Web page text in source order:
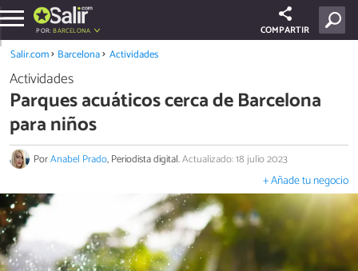
POR:BARCELONA COMPARTIR
Salir.com Barcelona Actividades
Actividades
Parques acuáticos cerca de Barcelona
para niños
PorAnabel Prado, Periodista digital.Actualizado: 18 julio 2023
+ Añade tu negocio